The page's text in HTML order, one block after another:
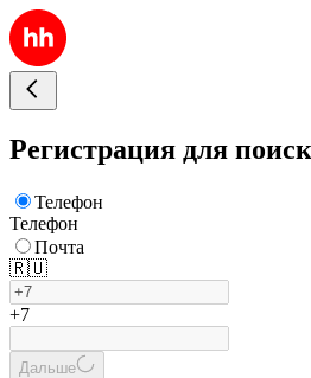
Регистрация для
Телефон
Телефон
Почта
🇷🇺
+7
Дальше